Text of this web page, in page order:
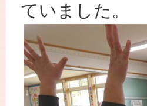
ていました。